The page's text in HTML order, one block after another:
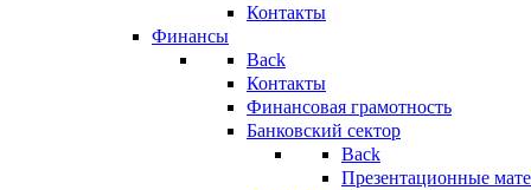
Контакты
Финансы
Back
Контакты
Финансовая грамотность
Банковский сектор
Back
Презентационные